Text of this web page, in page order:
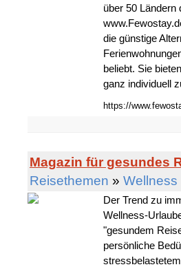
über 50 Ländern
die günstige
beliebt. Sie
ganz individuell
https://
Magazin für gesundes
Reisethemen » Wellness
Der Trend zu
Wellness-
"gesundem
persönliche